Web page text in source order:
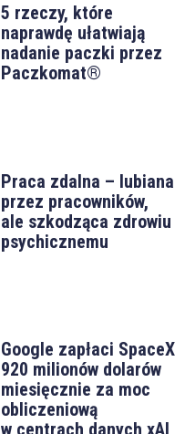
5 rzeczy, które
naprawdę ułatwiają
nadanie paczki przez
Paczkomat®
Praca zdalna – lubiana
przez pracowników,
ale szkodząca zdrowiu
psychicznemu
Google zapłaci SpaceX
920 milionów dolarów
miesięcznie za moc
obliczeniową